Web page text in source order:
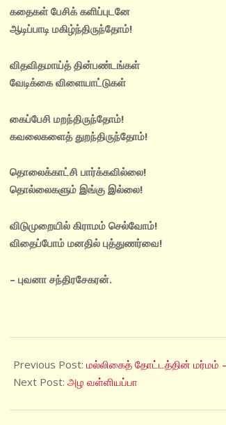
கதைகள் பேசிக் களிப்புடனே
ஆடிப்பாடி மகிழ்ந்திருந்தோம்!
விதவிதமாய்த் தின்பண்டங்கள்
வேடிக்கை விளையாட்டுகள்
கைப்பேசி மறந்திருந்தோம்!
கவலைகளைத் துறந்திருந்தோம்!
தொலைக்காட்சி பார்க்கவில்லை!
தொல்லைகளும் இங்கு இல்லை!
விடுமுறையில் கிராமம் செல்வோம்!
விதைப்போம் மனதில் புத்துணர்வை!
– புவனா சந்திரசேகரன்.
05-
15
Previous Post: மல்லிகைத் தோட்டத்தின் மர்மம்
Next Post: அழ வள்ளியப்பா